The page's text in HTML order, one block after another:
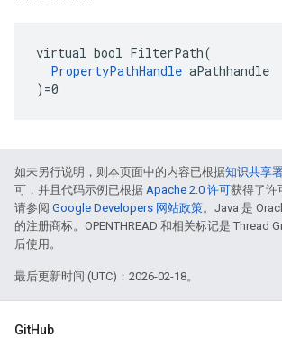
virtual bool FilterPath(
PropertyPathHandle aPathhandle
)=0
如未另行说明，则本页面中的内容已根据知识共享
可，并且代码示例已根据 Apache 2.0 许可获得了许
请参阅 Google Developers 网站政策。Java 是
的注册商标。OPENTHREAD 和相关标记是 Thread
后使用。
最后更新时间 (UTC)：2026-02-18。
GitHub